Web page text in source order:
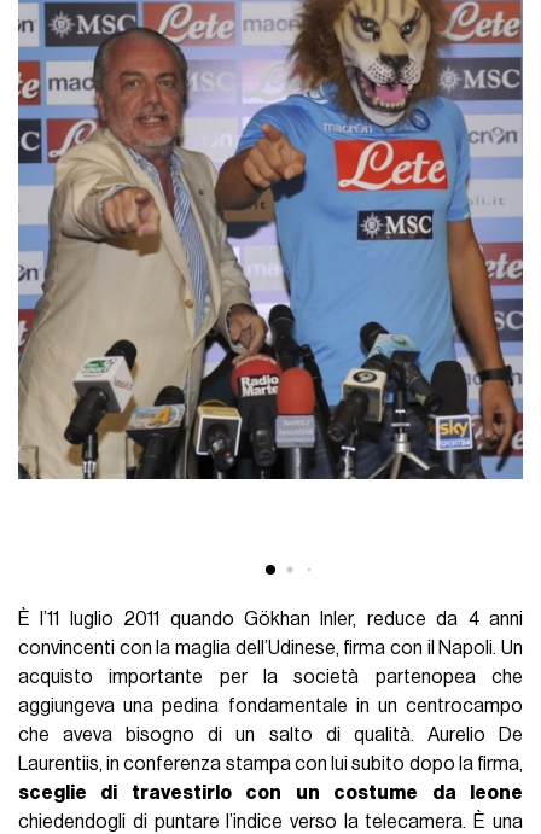
È l’11 luglio 2011 quando Gökhan Inler, reduce da 4 anni
convincenti con la maglia dell’Udinese, firma con il Napoli. Un
acquisto importante per la società partenopea che
aggiungeva una pedina fondamentale in un centrocampo
che aveva bisogno di un salto di qualità. Aurelio De
Laurentiis, in conferenza stampa con lui subito dopo la firma,
sceglie di travestirlo con un costume da leone
chiedendogli di puntare l’indice verso la telecamera. È una